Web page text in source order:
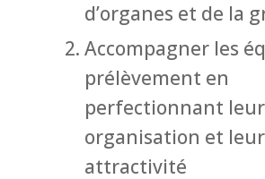
d’organes et de la
Accompagner les
prélèvement en
perfectionnant leur
organisation et leur
attractivité